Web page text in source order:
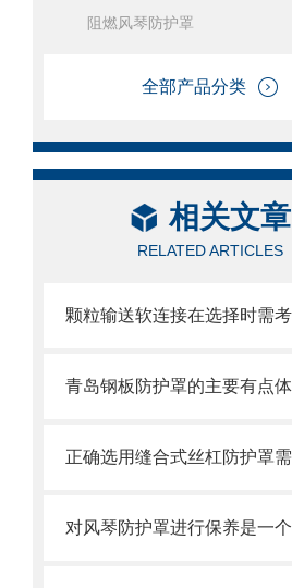
阻燃风琴防护罩
全部产品分类
相关文章
RELATED ARTICLES